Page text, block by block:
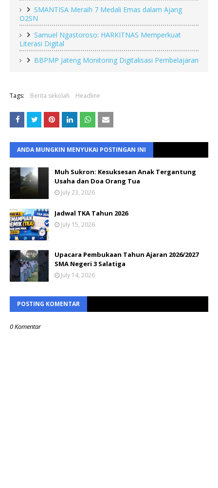
SMANTISA Meraih 7 Medali Emas dalam Ajang
O2SN
Samuel Ngastoroso: HARKITNAS Memperkuat
Literasi Digital
BBPMP Jateng Monitoring Digitalisasi Pembelajaran
Tags: Berita sekolah Headline
ANDA MUNGKIN MENYUKAI POSTINGAN INI
Muh Sukron: Kesuksesan Anak Tergantung
Usaha dan Doa Orang Tua
July 23, 2026
Jadwal TKA Tahun 2026
July 15, 2026
Upacara Pembukaan Tahun Ajaran 2026/2027
SMA Negeri 3 Salatiga
July 14, 2026
POSTING KOMENTAR
0 Komentar